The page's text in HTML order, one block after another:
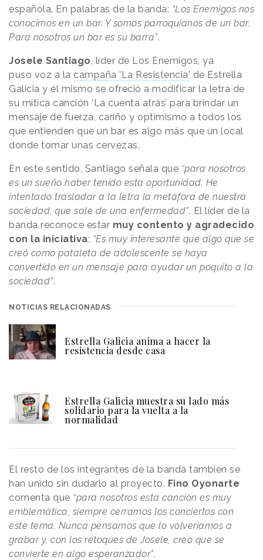
española. En palabras de la banda: “Los Enemigos nos
conocimos en un bar. Y somos parroquianos de un bar.
Para nosotros un bar es su barra”.
Josele Santiago, líder de Los Enemigos, ya
puso voz a la campaña 'La Resistencia' de Estrella
Galicia y él mismo se ofreció a modificar la letra de
su mítica canción ‘La cuenta atrás’ para brindar un
mensaje de fuerza, cariño y optimismo a todos los
que entienden que un bar es algo más que un local
donde tomar unas cervezas.
En este sentido, Santiago señala que “para nosotros
es un sueño haber tenido esta oportunidad. He
intentado trasladar a la letra la metáfora de nuestra
sociedad, que sale de una enfermedad”. El líder de la
banda reconoce estar muy contento y agradecido
con la iniciativa: “Es muy interesante que algo que se
creó como pataleta de adolescente se haya
convertido en un mensaje para ayudar un poquito a la
sociedad”.
NOTICIAS RELACIONADAS
Estrella Galicia anima a hacer la
resistencia desde casa
Estrella Galicia muestra su lado más
solidario para la vuelta a la
normalidad
El resto de los integrantes de la banda también se
han unido sin dudarlo al proyecto. Fino Oyonarte
comenta que “para nosotros esta canción es muy
emblemática, siempre cerramos los conciertos con
este tema. Nunca pensamos que lo volveríamos a
grabar y, con los retoques de Josele, creo que se
convierte en algo esperanzador”.